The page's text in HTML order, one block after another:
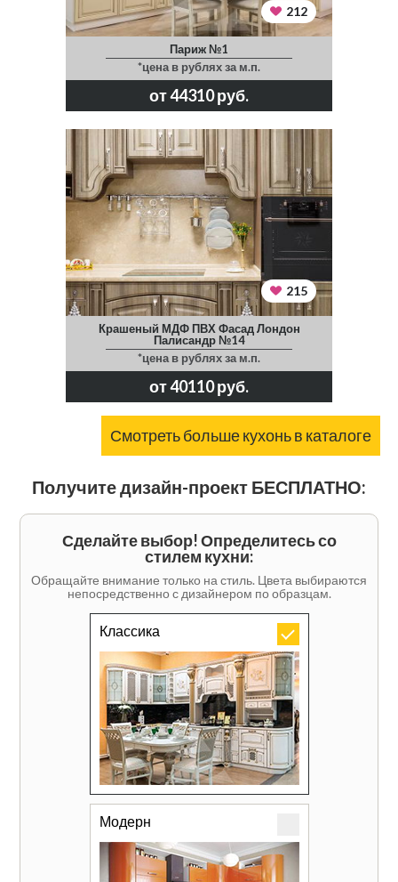
212
Париж №1
*цена в рублях за м.п.
от 44310 руб.
215
Крашеный МДФ ПВХ Фасад Лондон
Палисандр №14
*цена в рублях за м.п.
от 40110 руб.
Смотреть больше кухонь в каталоге
Получите дизайн-проект БЕСПЛАТНО:
Сделайте выбор! Определитесь со
стилем кухни:
Обращайте внимание только на стиль. Цвета выбираются
непосредственно с дизайнером по образцам.
Классика
Модерн